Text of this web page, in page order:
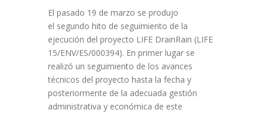
El pasado 19 de marzo se produjo
el segundo hito de seguimiento de la
ejecución del proyecto LIFE DrainRain (LIFE
15/ENV/ES/000394). En primer lugar se
realizó un seguimiento de los avances
técnicos del proyecto hasta la fecha y
posteriormente de la adecuada gestión
administrativa y económica de este